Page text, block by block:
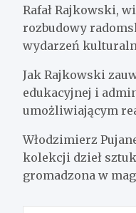
Rafał Rajkowski,
rozbudowy
wydarzeń
Jak Rajkowski
edukacyjnej i
umożliwiającym
Włodzimierz
kolekcji dzieł
gromadzona w